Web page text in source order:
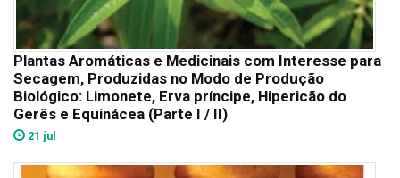
Plantas Aromáticas e Medicinais com Interesse para
Secagem, Produzidas no Modo de Produção
Biológico: Limonete, Erva príncipe, Hipericão do
Gerês e Equinácea (Parte I / II)
21 jul